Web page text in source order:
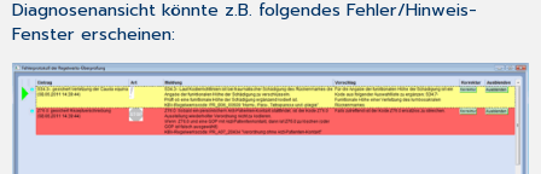
Diagnosenansicht könnte z.B. folgendes Fehler/Hinweis-
Fenster erscheinen: